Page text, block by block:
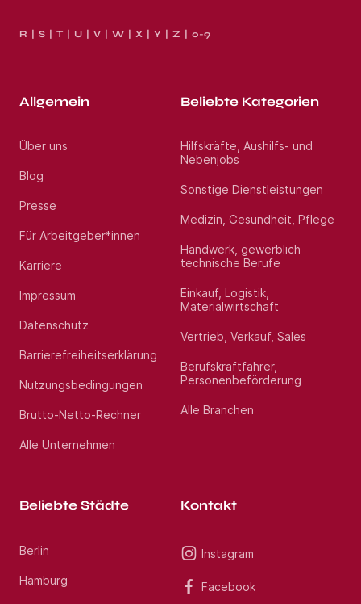
R S T U V W X Y Z 0-9
Allgemein
Über uns
Blog
Presse
Für Arbeitgeber*innen
Karriere
Impressum
Datenschutz
Barrierefreiheitserklärung
Nutzungsbedingungen
Brutto-Netto-Rechner
Alle Unternehmen
Beliebte Kategorien
Hilfskräfte, Aushilfs- und
Nebenjobs
Sonstige Dienstleistungen
Medizin, Gesundheit, Pflege
Handwerk, gewerblich
technische Berufe
Einkauf, Logistik,
Materialwirtschaft
Vertrieb, Verkauf, Sales
Berufskraftfahrer,
Personenbeförderung
Alle Branchen
Beliebte Städte
Berlin
Hamburg
Kontakt
Instagram
Facebook